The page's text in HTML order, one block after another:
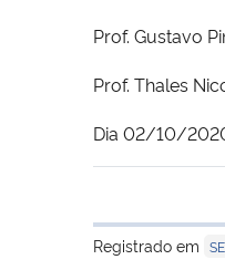
Prof. Gustavo
Prof. Thales
Dia 02/10/
Registrado em